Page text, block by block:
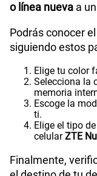
o línea nueva a
Podrás conocer
siguiendo estos
Elige tu color
Selecciona la
memoria
Escoge la
ti.
Elige el tipo
celularZTE
Finalmente,